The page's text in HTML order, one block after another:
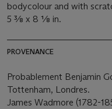
bodycolour and with
5 3⁄8 x 8 1⁄8 in.
PROVENANCE
Probablement Benjamin
Tottenham, Londres.
James Wadmore (1782-